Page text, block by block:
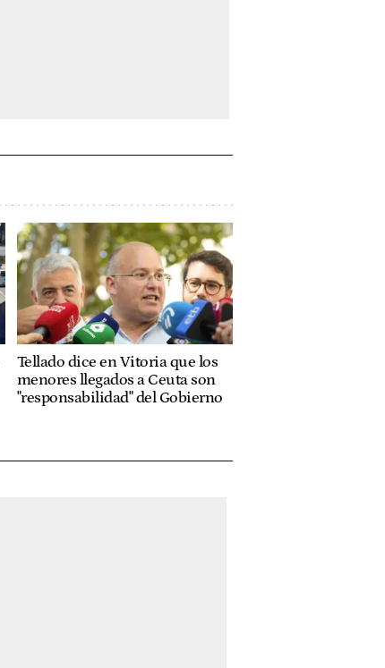
Tellado dice en Vitoria que los
menores llegados a Ceuta son
"responsabilidad" del Gobierno